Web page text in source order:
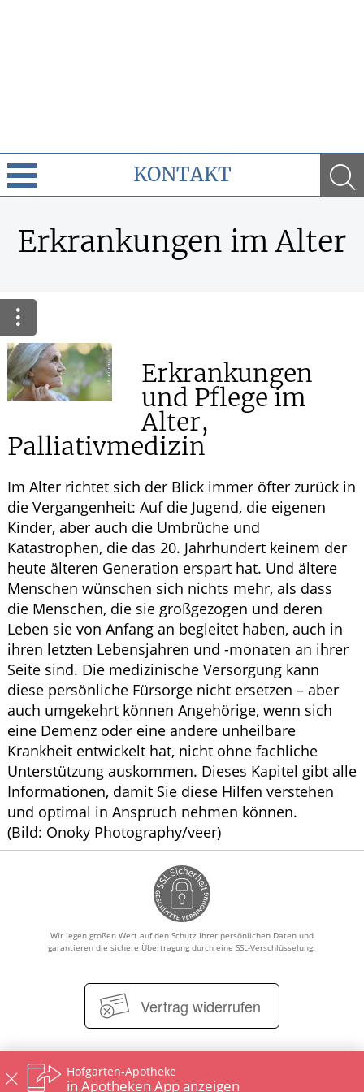
KONTAKT
Ratgeber
Krankheiten & Therapie
HOMÖOPATHIE
GESUND IM ALTER
Erkrankungen im Alter
Erkrankungen
und Pflege im
Alter,
Palliativmedizin
Im Alter richtet sich der Blick immer öfter zurück in
die Vergangenheit: Auf die Jugend, die eigenen
Kinder, aber auch die Umbrüche und
Katastrophen, die das 20. Jahrhundert keinem der
heute älteren Generation erspart hat. Und ältere
Menschen wünschen sich nichts mehr, als dass
die Menschen, die sie großgezogen und deren
Leben sie von Anfang an begleitet haben, auch in
ihren letzten Lebensjahren und -monaten an ihrer
Seite sind. Die medizinische Versorgung kann
diese persönliche Fürsorge nicht ersetzen – aber
auch umgekehrt können Angehörige, wenn sich
eine Demenz oder eine andere unheilbare
Krankheit entwickelt hat, nicht ohne fachliche
Unterstützung auskommen. Dieses Kapitel gibt alle
Informationen, damit Sie diese Hilfen verstehen
und optimal in Anspruch nehmen können.
(Bild: Onoky Photography/veer)
Wir legen großen Wert auf den Schutz Ihrer persönlichen Daten und
garantieren die sichere Übertragung durch eine SSL-Verschlüsselung.
Vertrag widerrufen
Impressum Datenschutz
Nutzungsbedingungen
Hofgarten-Apotheke
in Apotheken App anzeigen